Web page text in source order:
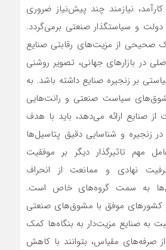
نیازمند چند پیش‌‌‌نیاز ضروری
و سیاستگذار صنعتی برمی‌‌‌گردد.
صحیحی از مزیت‌‌‌های رقابتی صنایع
در بازارهای جهانی، تصویر روشنی
بر زنجیره صنایع داشته باشد. به
مشوق‌‌‌های سیاست صنعتی و رانت‌‌‌هایی
صنایع ارائه می‌دهد، باید با هدف
زنجیره و شناسایی دقیق پتاسیل‌‌‌ها
مهم تاثیرگذار دیگر بر موفقیت
نهادی و ممانعت از انحراف
به سمت گروه‌‌‌های خاص است.
کشورهای موفق با مشوق‌‌‌های صنعتی
به صنایع مزیت‌‌‌دار به بنگاه‌‌‌ها کمک
از صرفه‌‌‌های مقیاس، بتوانند با کاهش